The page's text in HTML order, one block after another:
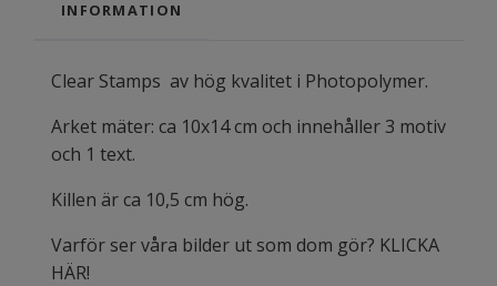
INFORMATION
Clear Stamps av hög kvalitet i Photopolymer.
Arket mäter: ca 10x14 cm och innehåller 3 motiv
och 1 text.
Killen är ca 10,5 cm hög.
Varför ser våra bilder ut som dom gör? KLICKA
HÄR!